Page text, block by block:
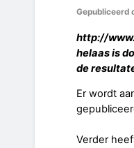
Gepubliceerd
http://
helaas is
de
Er wordt
Verder